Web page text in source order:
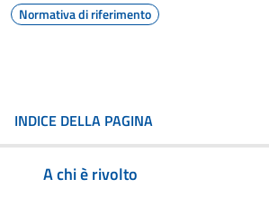
Normativa di riferimento
INDICE DELLA PAGINA
A chi è rivolto